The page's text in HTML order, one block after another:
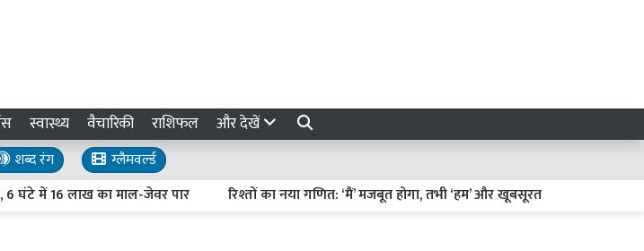
स्वास्थ्य वैचारिकी राशिफल और देखें
शब्द रंग
ग्लैमवर्ल्ड
लाख का माल-जेवर पार रिश्तों का नया गणित: ‘मैं’ मजबूत होगा, तभी ‘हम’ और खूबसूरत बनेगा